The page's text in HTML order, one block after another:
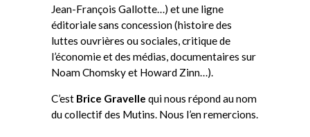
Jean-François Gallotte…) et une ligne
éditoriale sans concession (histoire des
luttes ouvrières ou sociales, critique de
l’économie et des médias, documentaires sur
Noam Chomsky et Howard Zinn…).
C’est Brice Gravelle qui nous répond au nom
du collectif des Mutins. Nous l’en remercions.